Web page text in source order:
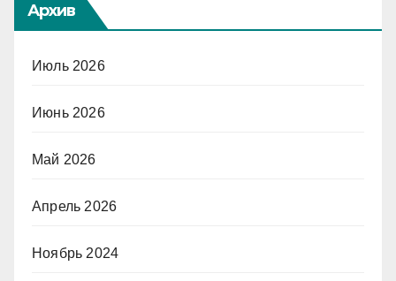
Архив
Июль 2026
Июнь 2026
Май 2026
Апрель 2026
Ноябрь 2024